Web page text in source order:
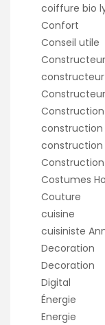
coiffure bio
Confort
Conseil utile
Constructeur
Construction
construction
construction
Costumes
Couture
cuisine
cuisiniste
Decoration
Decoration
Digital
Énergie
Energie